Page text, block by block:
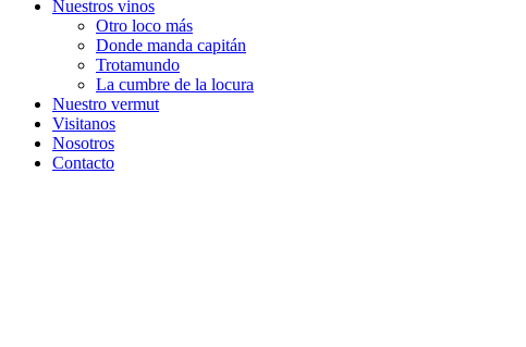
Nuestros vinos
Otro loco más
Donde manda capitán
Trotamundo
La cumbre de la locura
Nuestro vermut
Visitanos
Nosotros
Contacto